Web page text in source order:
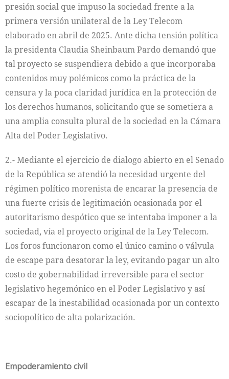
presión social que impuso la sociedad frente a la
primera versión unilateral de la Ley Telecom
elaborado en abril de 2025. Ante dicha tensión política
la presidenta Claudia Sheinbaum Pardo demandó que
tal proyecto se suspendiera debido a que incorporaba
contenidos muy polémicos como la práctica de la
censura y la poca claridad jurídica en la protección de
los derechos humanos, solicitando que se sometiera a
una amplia consulta plural de la sociedad en la Cámara
Alta del Poder Legislativo.
2.- Mediante el ejercicio de dialogo abierto en el Senado
de la República se atendió la necesidad urgente del
régimen político morenista de encarar la presencia de
una fuerte crisis de legitimación ocasionada por el
autoritarismo despótico que se intentaba imponer a la
sociedad, vía el proyecto original de la Ley Telecom.
Los foros funcionaron como el único camino o válvula
de escape para desatorar la ley, evitando pagar un alto
costo de gobernabilidad irreversible para el sector
legislativo hegemónico en el Poder Legislativo y así
escapar de la inestabilidad ocasionada por un contexto
sociopolítico de alta polarización.
Empoderamiento civil